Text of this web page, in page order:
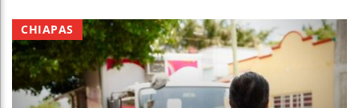
CHIAPAS